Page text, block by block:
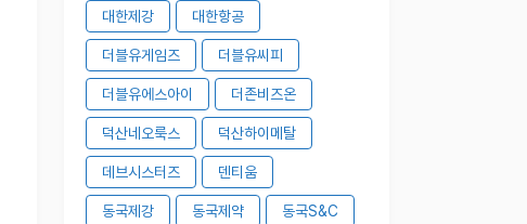
대한제강 대한항공
더블유게임즈 더블유씨피
더블유에스아이 더존비즈온
덕산네오룩스 덕산하이메탈
데브시스터즈 덴티움
동국제강 동국제약 동국S&C